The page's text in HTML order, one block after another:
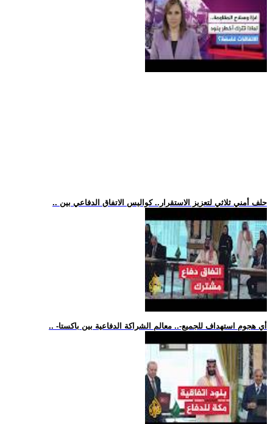
.. حلف أمني ثلاثي لتعزيز الاستقرار.. كواليس الاتفاق الدفاعي بين
.. -أي هجوم استهداف للجميع-.. معالم الشراكة الدفاعية بين باكستا